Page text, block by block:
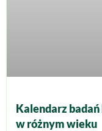
Kalendarz
w różnym wieku